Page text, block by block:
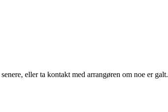
eller ta kontakt med arrangøren om noe er galt.